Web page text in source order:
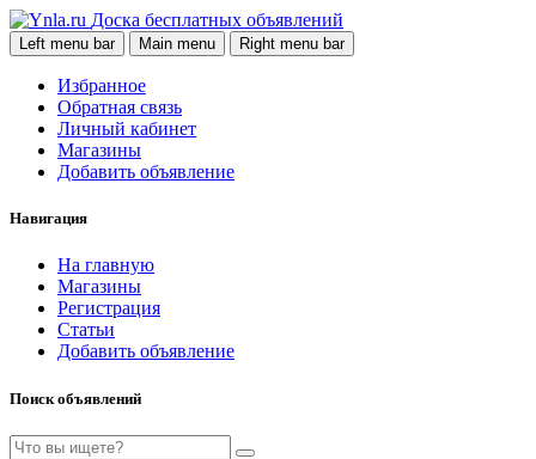
Доска бесплатных объявлений
Left menu bar Main menu Right menu bar
Избранное
Обратная связь
Личный кабинет
Магазины
Добавить объявление
Навигация
На главную
Магазины
Регистрация
Статьи
Добавить объявление
Поиск объявлений